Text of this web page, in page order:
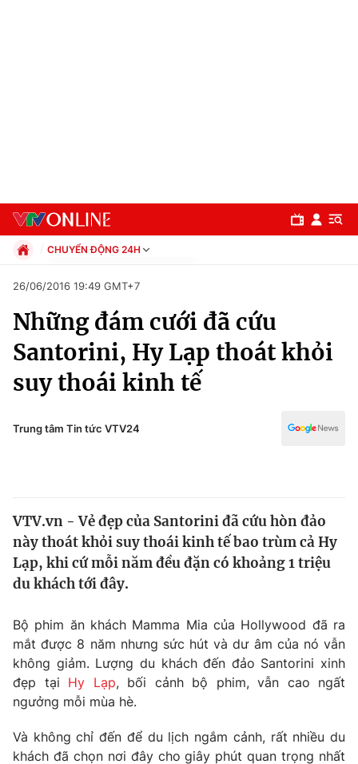
Chuyên mục
Chính trị
Thế giới
Tin tức
Câu chuyện quốc tế
Tài chính
Thị trường
Góc doanh nghiệp
Dữ liệu và đời sống
Truyền hình
Hậu trường
Giải trí
CHUYỂN ĐỘNG 24H
Xã hội
Pháp luật
Kinh tế
Thể thao
Truyền hình
26/06/2016 19:49 GMT+7
Những đám cưới đã cứu
Santorini, Hy Lạp thoát khỏi
suy thoái kinh tế
Trung tâm Tin tức VTV24
VTV.vn - Vẻ đẹp của Santorini đã cứu hòn đảo
này thoát khỏi suy thoái kinh tế bao trùm cả Hy
Lạp, khi cứ mỗi năm đều đặn có khoảng 1 triệu
du khách tới đây.
Bộ phim ăn khách Mamma Mia của Hollywood đã ra
mắt được 8 năm nhưng sức hút và dư âm của nó vẫn
không giảm. Lượng du khách đến đảo Santorini xinh
đẹp tại Hy Lạp, bối cảnh bộ phim, vẫn cao ngất
ngưởng mỗi mùa hè.
Và không chỉ đến để du lịch ngắm cảnh, rất nhiều du
khách đã chọn nơi đây cho giây phút quan trọng nhất